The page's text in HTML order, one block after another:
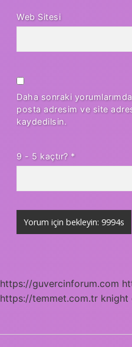
Web Sitesi
Daha sonraki
posta adresim ve site
kaydedilsin.
9 - 5 kaçtır? *
https://guvercinforum.com
https://temmet.com.tr knight